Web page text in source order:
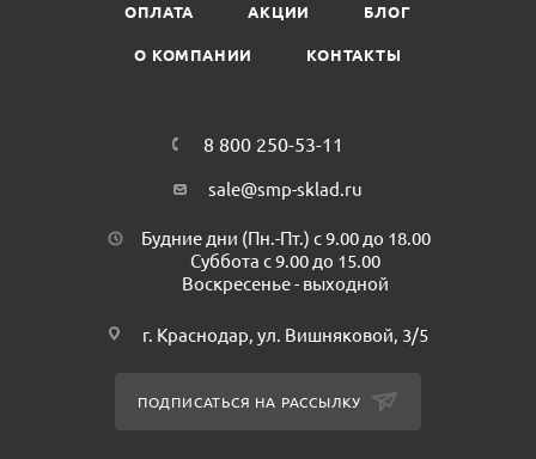
предотвращает образование плесени и грибка,
уничтожает опасные микроорганизмы,
на пищевых производствах, в медицинских, санаторно-
учреждениях, спорт.залах, бассейнах и др. Подходит как
для ручной ежедневной уборки, так и для уборки
поломоечной машиной. При ручной уборке необходимо
пользоваться перчатками.
ОПЛАТА АКЦИИ БЛОГ
О КОМПАНИИ КОНТАКТЫ
8 800 250-53-11
sale@smp-sklad.ru
Будние дни (Пн.-Пт.) с 9.00 до 18.00
Суббота с 9.00 до 15.00
Воскресенье - выходной
г. Краснодар, ул. Вишняковой, 3/5
ПОДПИСАТЬСЯ НА РАССЫЛКУ